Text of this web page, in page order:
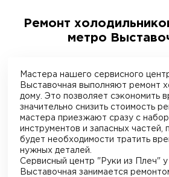
Ремонт
метро
Мастера нашего сервисного
Выставочная
выполняют ремонт
дому. Это позволяет сэкономить
значительно снизить стоимость
мастера приезжают сразу с
инструментов и запасных частей,
будет необходимости тратить
нужных деталей.
Сервисный центр "Руки из Плеч"
Выставочная занимается